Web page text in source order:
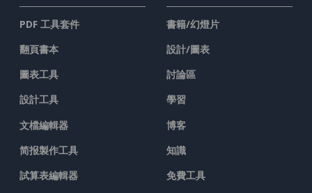
PDF 工具套件
翻頁書本
圖表工具
設計工具
文檔編輯器
简报製作工具
試算表編輯器
書籍/幻燈片
設計/圖表
討論區
學習
博客
知識
免費工具